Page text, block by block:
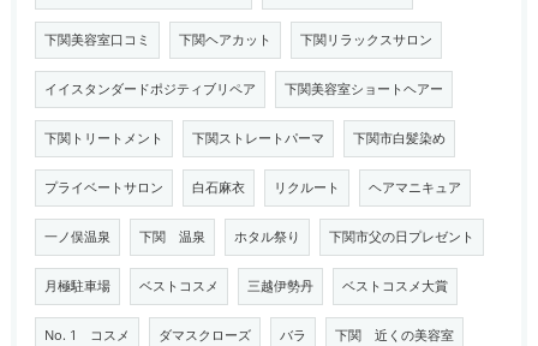
下関美容室口コミ 下関ヘアカット 下関リラックスサロン
イイスタンダードポジティブリペア 下関美容室ショートヘアー
下関トリートメント 下関ストレートパーマ 下関市白髪染め
プライベートサロン 白石麻衣 リクルート ヘアマニキュア
一ノ俣温泉 下関 温泉 ホタル祭り 下関市父の日プレゼント
月極駐車場 ベストコスメ 三越伊勢丹 ベストコスメ大賞
No. 1 コスメ ダマスクローズ バラ 下関 近くの美容室